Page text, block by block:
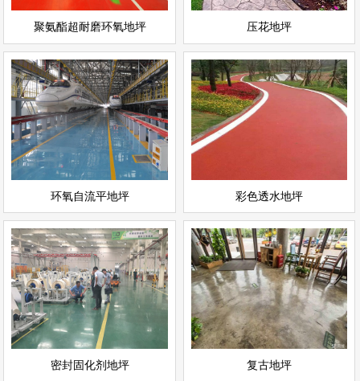
聚氨酯超耐磨环氧地坪 压花地坪
环氧自流平地坪
环氧自流平地坪
环氧地坪
立即询问
彩色透水地坪
彩色透水地坪
运动场地坪
查看详情
立即询问
密封固化剂地坪
密封固化剂地坪
耐磨地坪
立即询问
复古地坪
复古地坪
环氧地坪
查看详情
立即询问